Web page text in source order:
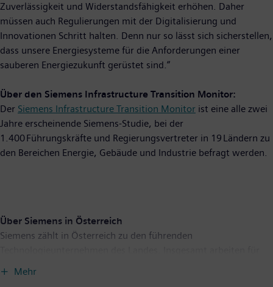
Zuverlässigkeit und Widerstandsfähigkeit erhöhen. Daher
müssen auch Regulierungen mit der Digitalisierung und
Innovationen Schritt halten. Denn nur so lässt sich sicherstellen,
dass unsere Energiesysteme für die Anforderungen einer
sauberen Energiezukunft gerüstet sind.“
Über den Siemens Infrastructure Transition Monitor:
Der Siemens Infrastructure Transition Monitor ist eine alle zwei
Jahre erscheinende Siemens-Studie, bei der
1.400 Führungskräfte und Regierungsvertreter in 19 Ländern zu
den Bereichen Energie, Gebäude und Industrie befragt werden.
Über Siemens in Österreich
Siemens zählt in Österreich zu den führenden
Mehr